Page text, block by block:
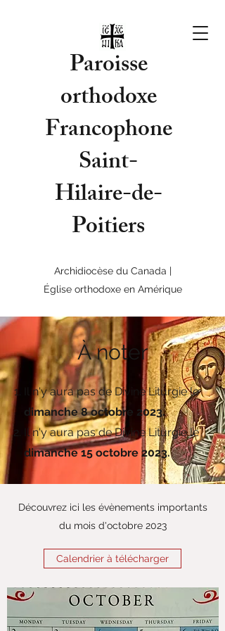
Paroisse
orthodoxe
Francophone
Saint-
Hilaire-de-
Poitiers
Archidiocèse du Canada |
Église orthodoxe en Amérique
À noter
Il n'y aura pas de Divine Liturgie le
dimanche 8 octobre 2023.
Il n'y aura pas de Divine Liturgie le
dimanche 15 octobre 2023.
Découvrez ici les évènements importants
du mois d'octobre 2023
Calendrier à télécharger